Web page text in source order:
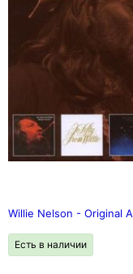
Willie Nelson - Original
Есть в наличии